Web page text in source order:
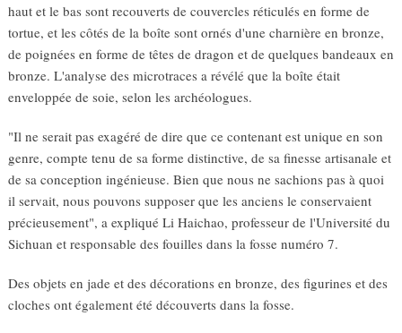
haut et le bas sont recouverts de couvercles réticulés en forme de
tortue, et les côtés de la boîte sont ornés d'une charnière en bronze,
de poignées en forme de têtes de dragon et de quelques bandeaux en
bronze. L'analyse des microtraces a révélé que la boîte était
enveloppée de soie, selon les archéologues.
"Il ne serait pas exagéré de dire que ce contenant est unique en son
genre, compte tenu de sa forme distinctive, de sa finesse artisanale et
de sa conception ingénieuse. Bien que nous ne sachions pas à quoi
il servait, nous pouvons supposer que les anciens le conservaient
précieusement", a expliqué Li Haichao, professeur de l'Université du
Sichuan et responsable des fouilles dans la fosse numéro 7.
Des objets en jade et des décorations en bronze, des figurines et des
cloches ont également été découverts dans la fosse.